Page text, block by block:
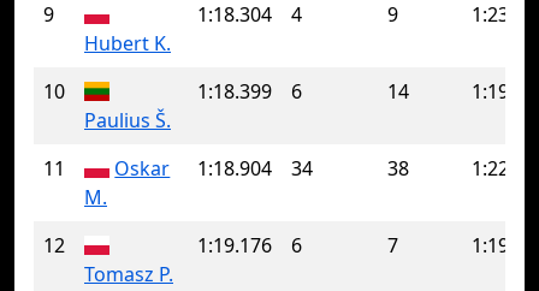
9
Hubert K.
1:18.304 4 9
10
Paulius Š.
1:18.399 6 14
11
Oskar
M.
1:18.904 34 38
12
Tomasz P.
1:19.176 6 7